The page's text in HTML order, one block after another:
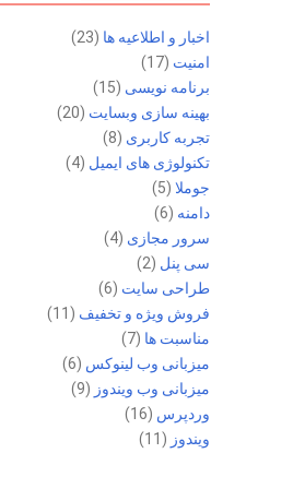
اخبار و اطلاعیه ها (23)
امنیت (17)
برنامه نویسی (15)
بهینه سازی وبسایت (20)
تجربه کاربری (8)
تکنولوژی های ایمیل (4)
جوملا (5)
دامنه (6)
سرور مجازی (4)
سی پنل (2)
طراحی سایت (6)
فروش ویژه و تخفیف (11)
مناسبت ها (7)
میزبانی وب لینوکس (6)
میزبانی وب ویندوز (9)
وردپرس (16)
ویندوز (11)